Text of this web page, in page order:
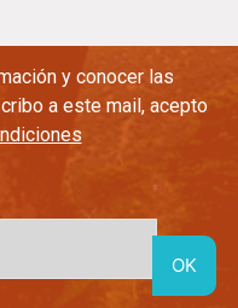
y conocer las
a este mail, acepto